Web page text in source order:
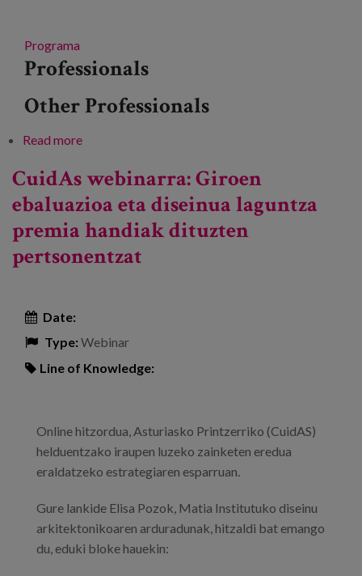
Programa
Professionals
Other Professionals
Read moreabout Pertsonarengan Oinarritutako Arretako 2.
CuidAs webinarra: Giroen
ebaluazioa eta diseinua laguntza
premia handiak dituzten
pertsonentzat
Date:
Type:Webinar
Line of Knowledge:
Online hitzordua, Asturiasko Printzerriko (CuidAS)
helduentzako iraupen luzeko zainketen eredua
eraldatzeko estrategiaren esparruan.
Gure lankide Elisa Pozok, Matia Institutuko diseinu
arkitektonikoaren arduradunak, hitzaldi bat emango
du, eduki bloke hauekin: